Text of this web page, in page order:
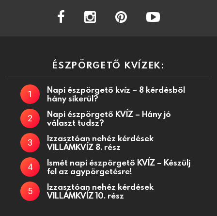
facebook instagram
ÉSZPÖRGETŐ KVÍZEK:
Napi észpörgető kvíz – 8 kérdésből
hány sikerül?
Napi észpörgető KVÍZ – Hány jó
választ tudsz?
Izzasztóan nehéz kérdések
VILLÁMKVÍZ 8. rész
Ismét napi észpörgető KVÍZ – Készülj
fel az agypörgetésre!
Izzasztóan nehéz kérdések
VILLÁMKVÍZ 10. rész